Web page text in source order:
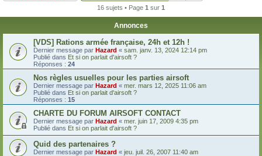
16 sujets • Page 1 sur 1
Annonces
[VDS] Rations armée française, 24h et 12h !
Dernier message par Hazard « sam. janv. 13, 2024 12:14 pm
Publié dans Et si on parlait d'airsoft ?
Réponses : 24
Nos règles usuelles pour les parties airsoft
Dernier message par Hazard « mer. mars 12, 2025 11:06 am
Publié dans Et si on parlait d'airsoft ?
Réponses : 15
CHARTE DU FORUM AIRSOFT CONTACT
Dernier message par Hazard « mer. juin 17, 2009 4:35 pm
Publié dans Et si on parlait d'airsoft ?
Quid des partenaires ?
Dernier message par Hazard « jeu. juil. 26, 2007 11:40 am